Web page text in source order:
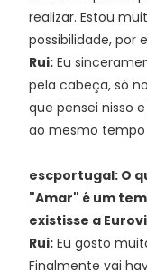
realizar. Estou
possibilidade, por
Rui: Eu
pela cabeça, só
que pensei nisso
ao mesmo tempo
escportugal: O
"Amar" é um
existisse a
Rui: Eu gosto
Finalmente vai